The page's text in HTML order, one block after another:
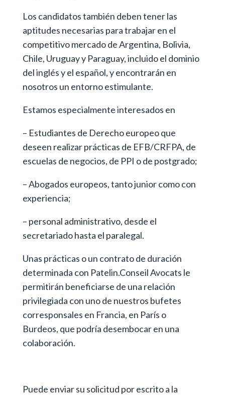
Los candidatos también deben tener las
aptitudes necesarias para trabajar en el
competitivo mercado de Argentina, Bolivia,
Chile, Uruguay y Paraguay, incluido el dominio
del inglés y el español, y encontrarán en
nosotros un entorno estimulante.
Estamos especialmente interesados en
– Estudiantes de Derecho europeo que
deseen realizar prácticas de EFB/CRFPA, de
escuelas de negocios, de PPI o de postgrado;
– Abogados europeos, tanto junior como con
experiencia;
– personal administrativo, desde el
secretariado hasta el paralegal.
Unas prácticas o un contrato de duración
determinada con Patelin.Conseil Avocats le
permitirán beneficiarse de una relación
privilegiada con uno de nuestros bufetes
corresponsales en Francia, en París o
Burdeos, que podría desembocar en una
colaboración.
Puede enviar su solicitud por escrito a la